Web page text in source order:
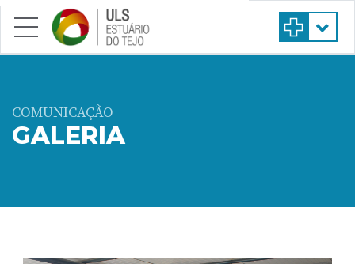
Saltar para conteúdo principal
COMUNICAÇÃO
GALERIA